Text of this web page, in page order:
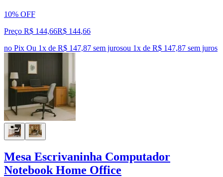
10% OFF
Preço R$ 144,66R$ 144,66
no Pix Ou 1x de R$ 147,87 sem jurosou 1x de R$ 147,87 sem juros
Mesa Escrivaninha Computador
Notebook Home Office